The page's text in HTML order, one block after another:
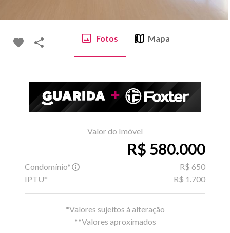
Fotos Mapa
Valor do Imóvel
R$ 580.000
Condomínio*
R$ 650
IPTU*
R$ 1.700
*Valores sujeitos à alteração
**Valores aproximados